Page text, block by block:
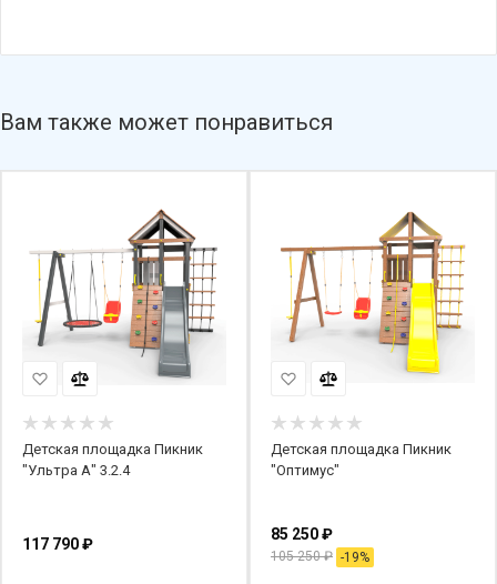
Вам также может понравиться
Детская площадка Пикник
"Ультра А" 3.2.4
117 790₽
Детская площадка Пикник
"Оптимус"
85 250₽
105 250₽ -19%